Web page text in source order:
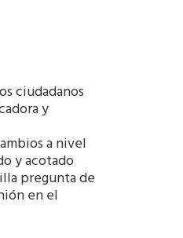
ciudadanos
y
a nivel
y acotado
pregunta de
en el